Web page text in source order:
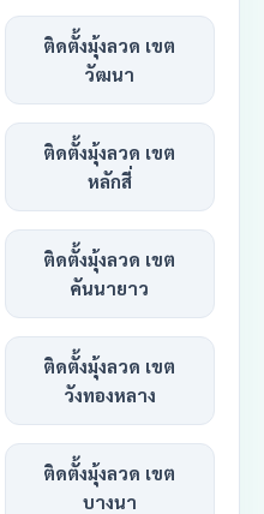
ติดตั้งมุ้งลวด เขต
วัฒนา
ติดตั้งมุ้งลวด เขต
หลักสี่
ติดตั้งมุ้งลวด เขต
คันนายาว
ติดตั้งมุ้งลวด เขต
วังทองหลาง
ติดตั้งมุ้งลวด เขต
บางนา